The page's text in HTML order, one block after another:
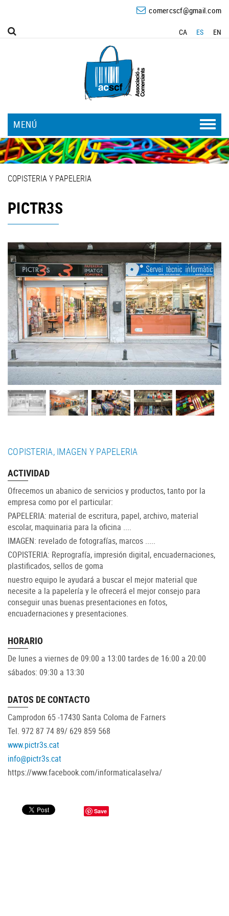
comercscf@gmail.com
CA ES EN
MENÚ
COPISTERIA Y PAPELERIA
PICTR3S
COPISTERIA, IMAGEN Y PAPELERIA
ACTIVIDAD
Ofrecemos un abanico de servicios y productos, tanto por la
empresa como por el particular:
PAPELERIA: material de escritura, papel, archivo, material
escolar, maquinaria para la oficina ....
IMAGEN: revelado de fotografías, marcos .....
COPISTERIA: Reprografía, impresión digital, encuadernaciones,
plastificados, sellos de goma
nuestro equipo le ayudará a buscar el mejor material que
necesite a la papelería y le ofrecerá el mejor consejo para
conseguir unas buenas presentaciones en fotos,
encuadernaciones y presentaciones.
HORARIO
De lunes a viernes de 09:00 a 13:00 tardes de 16:00 a 20:00
sábados: 09:30 a 13:30
DATOS DE CONTACTO
Camprodon 65 -17430 Santa Coloma de Farners
Tel. 972 87 74 89/ 629 859 568
www.pictr3s.cat
info@pictr3s.cat
https://www.facebook.com/informaticalaselva/
Save